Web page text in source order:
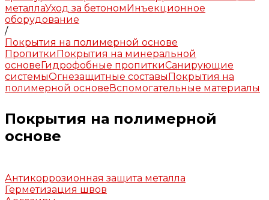
металлаУход за бетоном Инъекционное
оборудование
/
Покрытия на полимерной основе
Пропитки Покрытия на минеральной
основе Гидрофобные пропиткиСанирующие
системыОгнезащитные составы Покрытия на
полимерной основе Вспомогательные материалы
Покрытия на полимерной
основе
Антикоррозионная защита металла
Герметизация швов